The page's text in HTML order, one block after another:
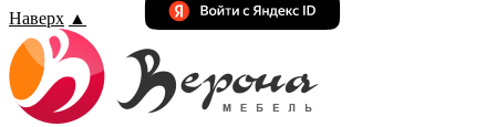
Наверх ▲